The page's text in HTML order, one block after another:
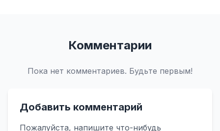
Комментарии
Пока нет комментариев. Будьте первым!
Добавить комментарий
Пожалуйста, напишите что-нибудь